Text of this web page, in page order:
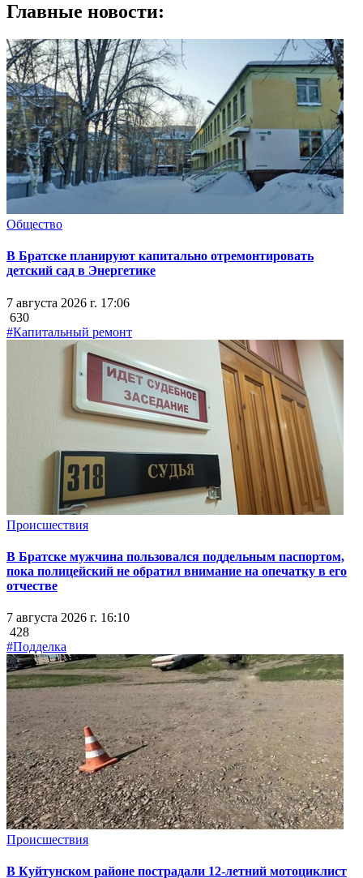
Главные новости:
Общество
В Братске планируют капитально отремонтировать
детский сад в Энергетике
7 августа 2026 г. 17:06
630
#Капитальный ремонт
Происшествия
В Братске мужчина пользовался поддельным паспортом,
пока полицейский не обратил внимание на опечатку в его
отчестве
7 августа 2026 г. 16:10
428
#Подделка
Происшествия
В Куйтунском районе пострадали 12-летний мотоциклист